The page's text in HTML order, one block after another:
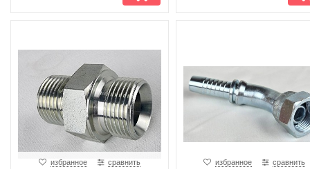
избранное сравнить избранное сравнить